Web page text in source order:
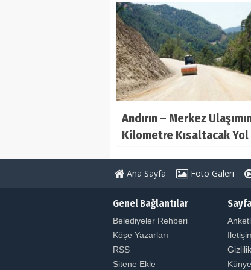
Andırın – Merkez
Kilometre Kısaltacak Yol
Ana Sayfa Foto Galeri
Genel Bağlantılar
Belediyeler Rehberi
Köşe Yazarları
RSS
Sitene Ekle
Künye